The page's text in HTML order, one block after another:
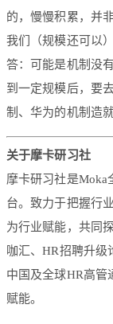
的，慢慢积累，并
我们（规模还可以
答：可能是机制没
到一定规模后，要
制、华为的机制造
关于摩卡研习社
摩卡研习社是Moka
台。致力于把握行
为行业赋能，共同
咖汇、HR招聘升级
中国及全球HR高管
赋能。